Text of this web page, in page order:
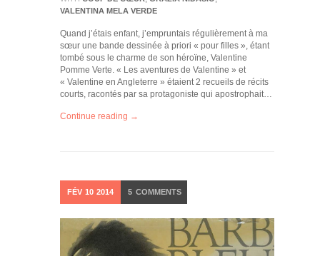
VALENTINA MELA VERDE
Quand j’étais enfant, j’empruntais régulièrement à ma
sœur une bande dessinée à priori « pour filles », étant
tombé sous le charme de son héroïne, Valentine
Pomme Verte. « Les aventures de Valentine » et
« Valentine en Angleterre » étaient 2 recueils de récits
courts, racontés par sa protagoniste qui apostrophait…
Continue reading →
FÉV 10 2014 5 COMMENTS